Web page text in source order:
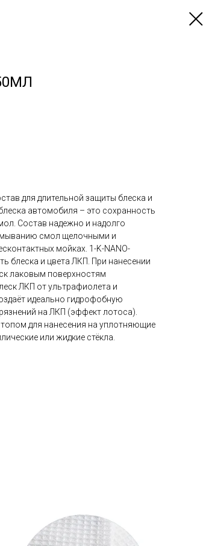
для длительной защиты блеска и
автомобиля – это сохранность
Состав надежно и надолго
смол щелочными и
мойках. 1-K-NANO-
блеска и цвета ЛКП. При нанесении
лаковым поверхностям
ЛКП от ультрафиолета и
идеально гидрофобную
на ЛКП (эффект лотоса).
для нанесения на уплотняющие
или жидкие стёкла.